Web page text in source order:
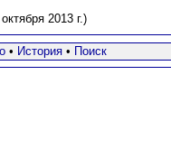
2013 г.)
• История• Поиск